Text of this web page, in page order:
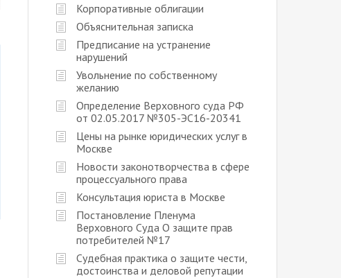
Корпоративные облигации
Объяснительная записка
Предписание на устранение
нарушений
Увольнение по собственному
желанию
Определение Верховного суда РФ
от 02.05.2017 №305-ЭС16-20341
Цены на рынке юридических услуг в
Москве
Новости законотворчества в сфере
процессуального права
Консультация юриста в Москве
Постановление Пленума
Верховного Суда О защите прав
потребителей №17
Судебная практика о защите чести,
достоинства и деловой репутации